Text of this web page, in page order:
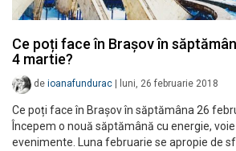
Ce poți face în Brașov în
4 martie?
de ioanafundurac luni, 26 februarie 2018
Ce poți face în Brașov în săptămâna 26
Începem o nouă săptămână cu energie,
evenimente. Luna februarie se apropie de